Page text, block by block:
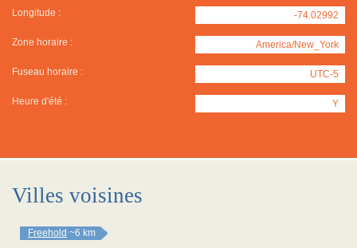
Longitude : -74.02992
Zone horaire : America/New_York
Fuseau horaire : UTC-5
Heure d'été : Y
Villes voisines
Freehold ~6 km